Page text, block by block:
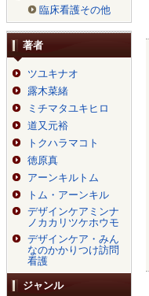
臨床看護その他
著者
ツユキナオ
露木菜緒
ミチマタユキヒロ
道又元裕
トクハラマコト
徳原真
アーンキルトム
トム・アーンキル
デザインケアミンナ
ノカカリツケホウモ
デザインケア・みん
なのかかりつけ訪問
看護
ジャンル